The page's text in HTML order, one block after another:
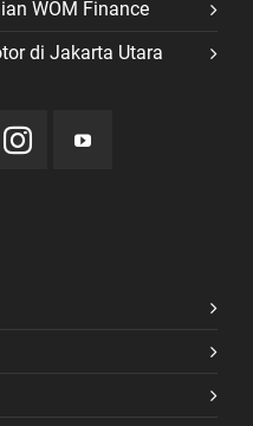
WOM Finance
di Jakarta Utara